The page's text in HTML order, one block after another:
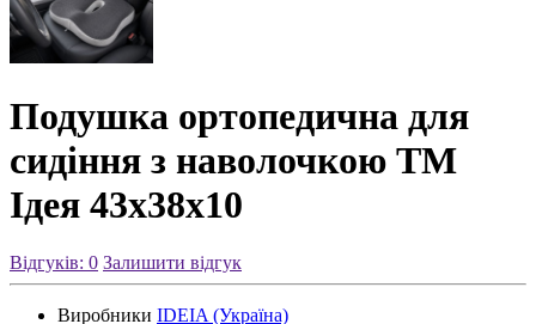
Подушка ортопедична для
сидіння з наволочкою ТМ
Ідея 43х38х10
Відгуків: 0 Залишити відгук
Виробники IDEIA (Україна)